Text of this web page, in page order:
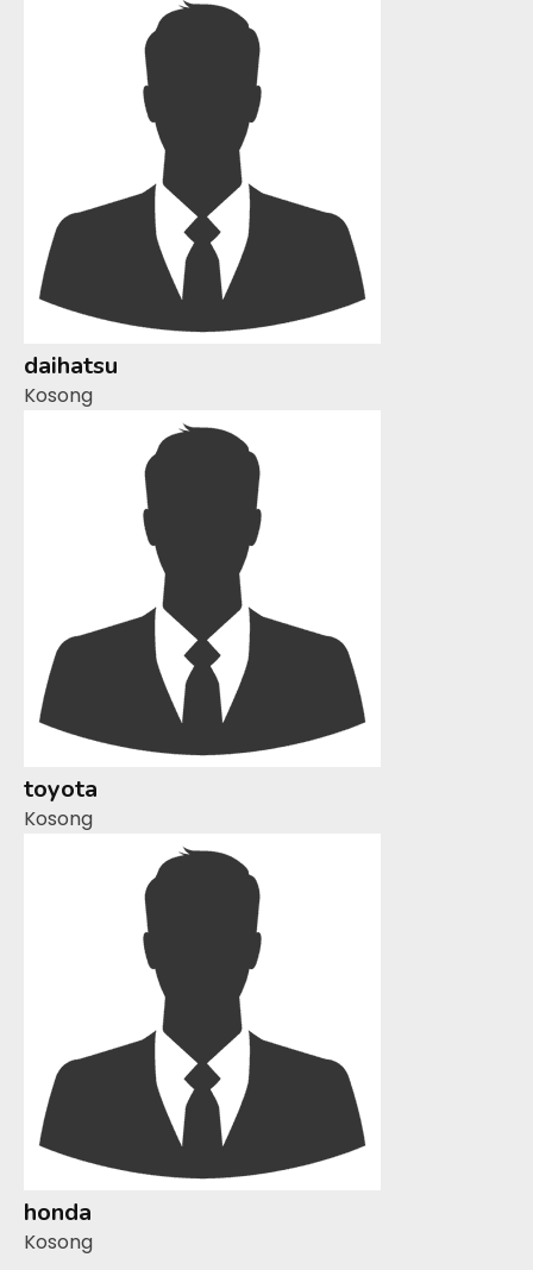
daihatsu
Kosong
toyota
Kosong
honda
Kosong